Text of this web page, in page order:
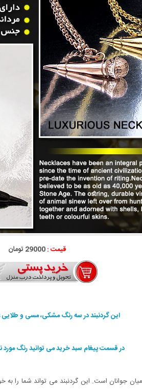
قیمت :29000 تومان
این گردنبند در سه رنگ مشکی، مسی و
در قسمت پیغام سبد خرید می توانید رنگ مورد
جوانان است. این گردنبند می تواند شما را